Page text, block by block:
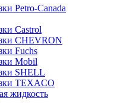
Petro-Canada
Castrol
CHEVRON
Fuchs
Mobil
SHELL
TEXACO
жидкость